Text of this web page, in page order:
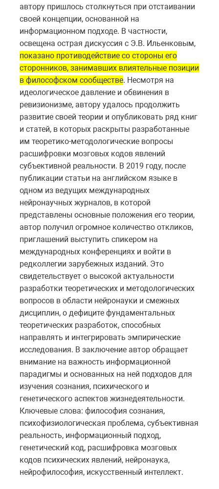
автору пришлось столкнуться при отстаивании
своей концепции, основанной на
информационном подходе. В частности,
освещена острая дискуссия с Э.В. Ильенковым,
показано противодействие со стороны его
сторонников, занимавших влиятельные позиции
в философском сообществе. Несмотря на
идеологическое давление и обвинения в
ревизионизме, автору удалось продолжить
развитие своей теории и опубликовать ряд книг
и статей, в которых раскрыты разработанные
им теоретико-методологические вопросы
расшифровки мозговых кодов явлений
субъективной реальности. В 2019 году, после
публикации статьи на английском языке в
одном из ведущих международных
нейронаучных журналов, в которой
представлены основные положения его теории,
автор получил огромное количество откликов,
приглашений выступить спикером на
международных конференциях и войти в
редколлегии зарубежных изданий. Это
свидетельствует о высокой актуальности
разработки теоретических и методологических
вопросов в области нейронауки и смежных
дисциплин, о дефиците фундаментальных
теоретических разработок, способных
направлять и интегрировать эмпирические
исследования. В заключение автор обращает
внимание на важность информационной
парадигмы и основанных на ней подходов для
изучения сознания, психического и
генетического аспектов жизнедеятельности.
Ключевые слова: философия сознания,
психофизиологическая проблема, субъективная
реальность, информационный подход,
генетический код, расшифровка мозговых
кодов психических явлений, нейронаука,
нейрофилософия, искусственный интеллект.